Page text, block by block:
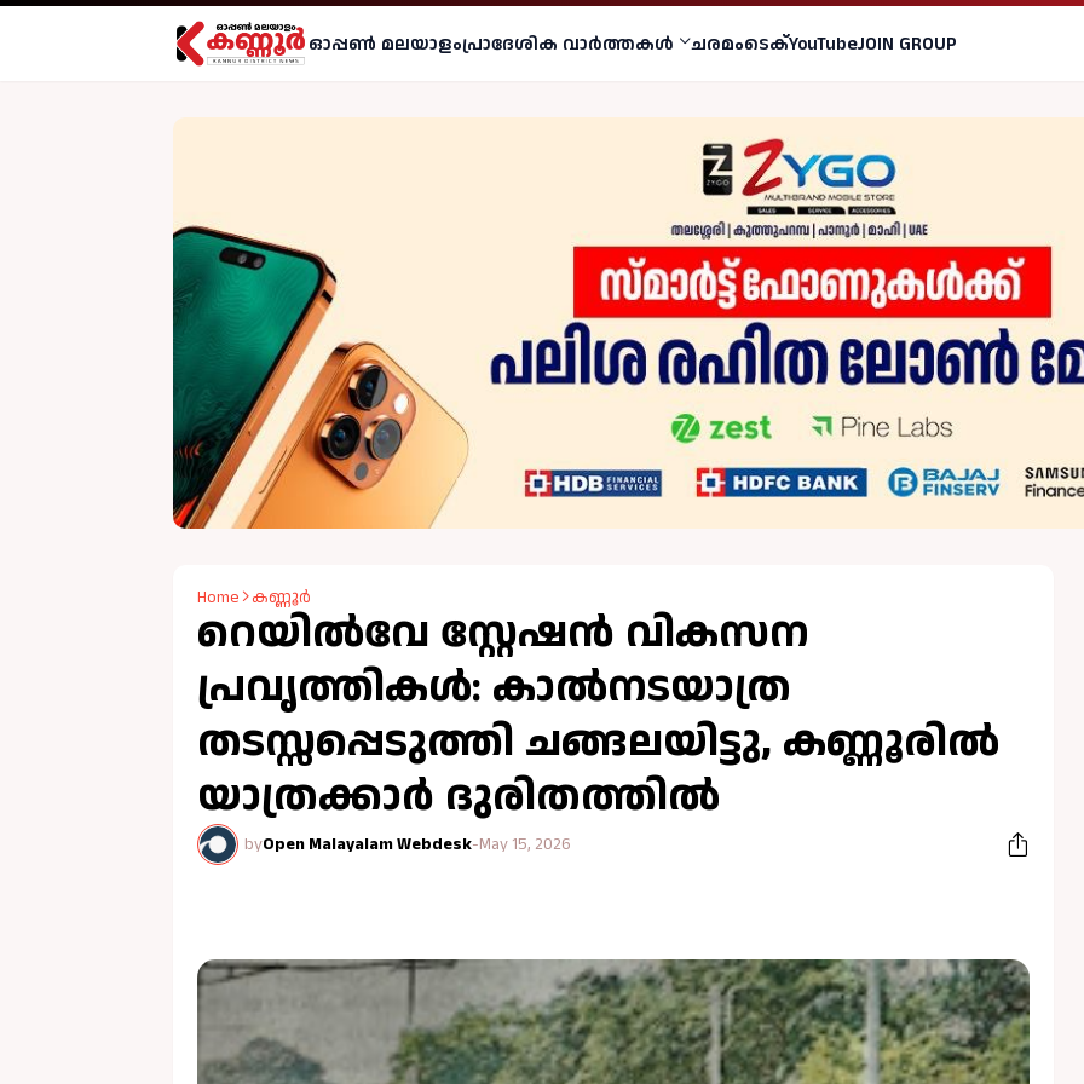
ഓപ്പണ്‍ മലയാളംപ്രാദേശിക വാര്‍ത്തകള്‍ ചരമംടെക്YouTubeJOIN GROUP
Home കണ്ണൂർ
റെയിൽവേ സ്റ്റേഷൻ വികസന
പ്രവൃത്തികൾ: കാൽനടയാത്ര
തടസ്സപ്പെടുത്തി ചങ്ങലയിട്ടു, കണ്ണൂരിൽ
യാത്രക്കാർ ദുരിതത്തിൽ
byOpen Malayalam Webdesk-May 15, 2026